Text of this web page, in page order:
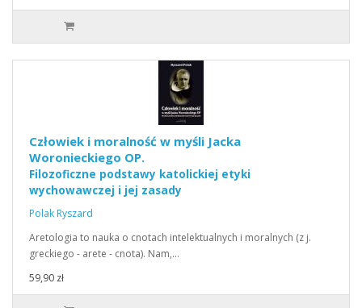
Człowiek i moralność w myśli Jacka
Woronieckiego OP.
Filozoficzne podstawy katolickiej etyki
wychowawczej i jej zasady
Polak Ryszard
Aretologia to nauka o cnotach intelektualnych i moralnych (z j.
greckiego - arete - cnota). Nam,…
59,90 zł